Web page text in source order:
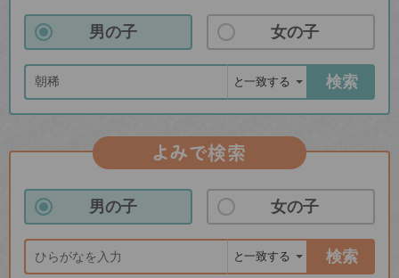
男の子 女の子
検索
よみで検索
男の子 女の子
検索